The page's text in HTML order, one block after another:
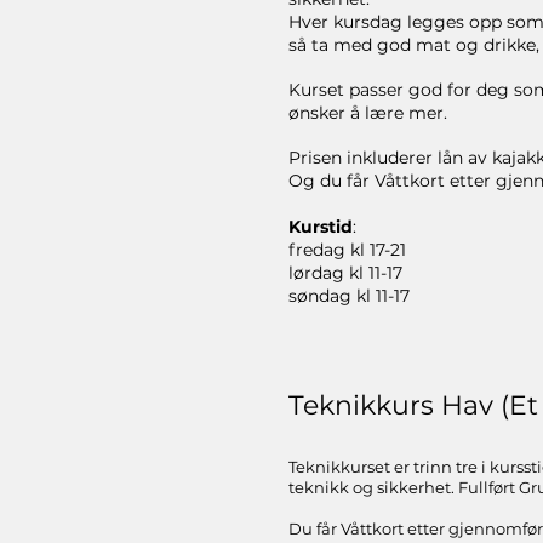
Hver kursdag legges opp
så ta med god mat og
Kurset passer god for deg
ønsker å lære mer.
Prisen inkluderer lån av
Og du får Våttkort etter
Kurstid:
fredag kl 17-21
lørdag kl 11-17
søndag kl 11-17
​​Teknikkurs Hav
Teknikkurset er trinn tre i
teknikk og sikkerhet. Fullført
Du får Våttkort etter